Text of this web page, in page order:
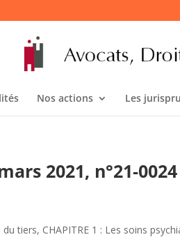
Nos actions Les
2021, n°21-
du tiers, CHAPITRE 1 : Les soins